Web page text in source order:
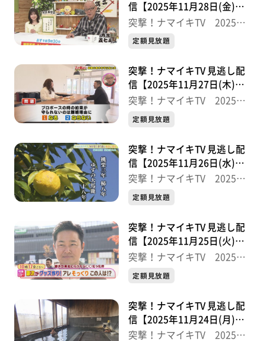
信【2025年11月28日(金)放
送分】
突撃！ナマイキTV 2025後
半
定額見放題
突撃！ナマイキTV 見逃し配
信【2025年11月27日(木)放
送分】
突撃！ナマイキTV 2025後
半
定額見放題
突撃！ナマイキTV 見逃し配
信【2025年11月26日(水)放
送分】
突撃！ナマイキTV 2025後
半
定額見放題
突撃！ナマイキTV 見逃し配
信【2025年11月25日(火)放
送分】
突撃！ナマイキTV 2025後
半
定額見放題
突撃！ナマイキTV 見逃し配
信【2025年11月24日(月)放
送分】
突撃！ナマイキTV 2025後